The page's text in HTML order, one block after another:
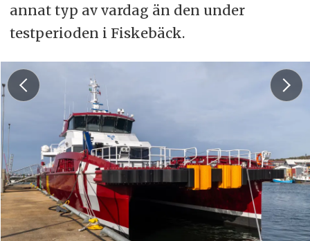
annat typ av vardag än den under
testperioden i Fiskebäck.